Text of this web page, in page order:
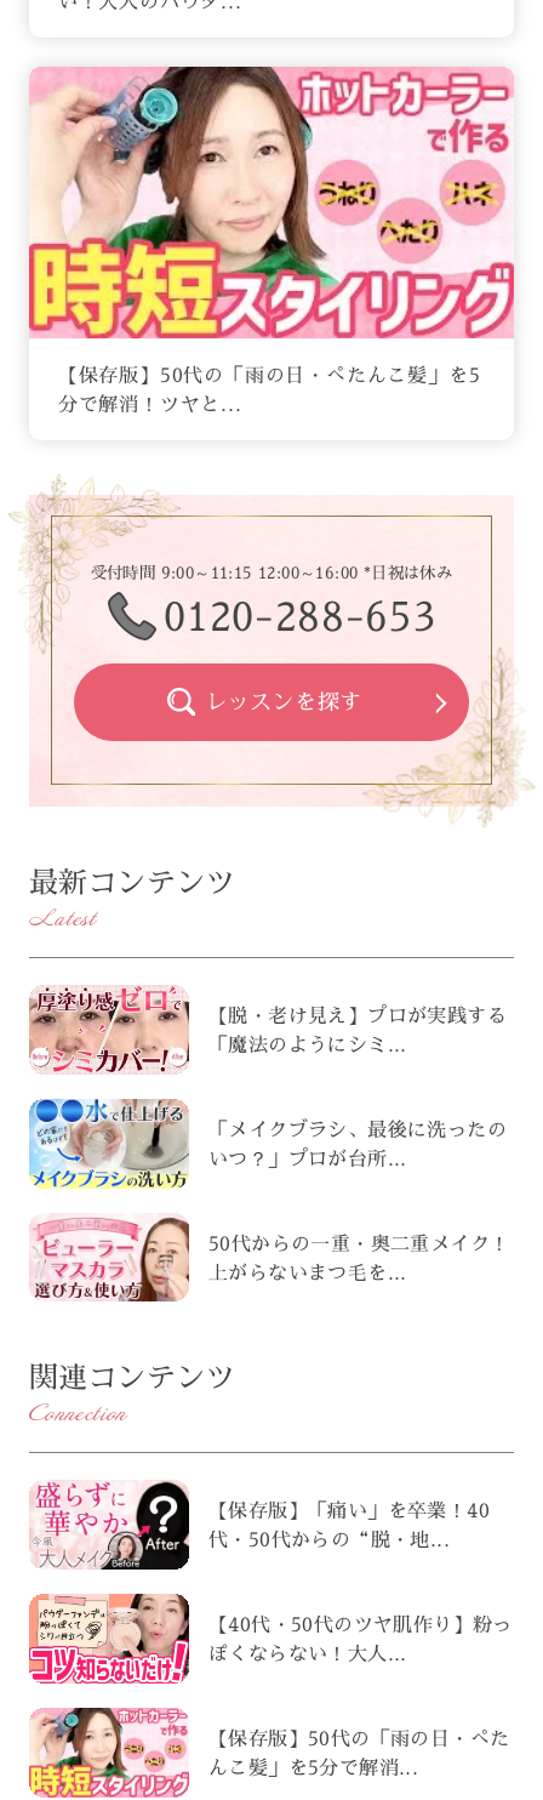
【保存版】50代の「雨の日・ぺたんこ髪」を5
分で解消！ツヤと...
受付時間 9:00～11:15 12:00～16:00 *日祝は休み
0120-288-653
レッスンを探す
最新コンテンツ
Latest
【脱・老け見え】プロが実践する
「魔法のようにシミ...
「メイクブラシ、最後に洗ったの
いつ？」プロが台所...
50代からの一重・奥二重メイク！
上がらないまつ毛を...
関連コンテンツ
Connection
【保存版】「痛い」を卒業！40
代・50代からの“脱・地...
【40代・50代のツヤ肌作り】粉っ
ぽくならない！大人...
【保存版】50代の「雨の日・ぺた
んこ髪」を5分で解消...